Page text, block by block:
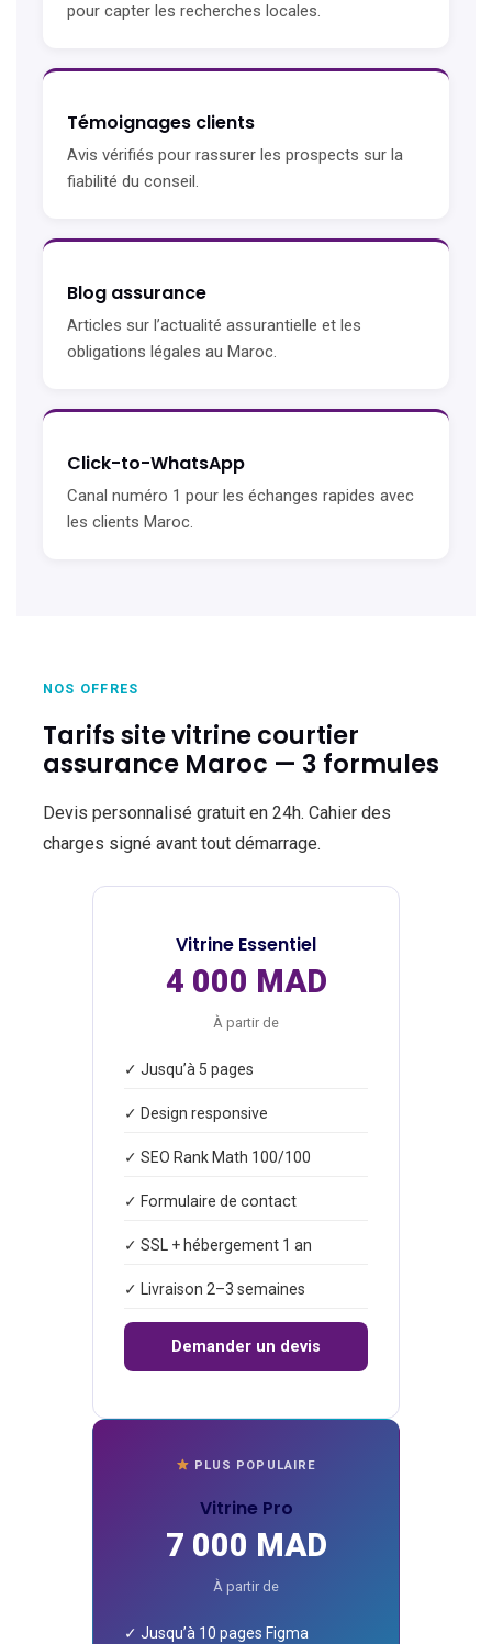
pour capter les recherches locales.
Témoignages clients
Avis vérifiés pour rassurer les prospects sur la
fiabilité du conseil.
Blog assurance
Articles sur l’actualité assurantielle et les
obligations légales au Maroc.
Click-to-WhatsApp
Canal numéro 1 pour les échanges rapides avec
les clients Maroc.
NOS OFFRES
Tarifs site vitrine courtier
assurance Maroc — 3 formules
Devis personnalisé gratuit en 24h. Cahier des
charges signé avant tout démarrage.
Vitrine Essentiel
4 000 MAD
À partir de
✓ Jusqu’à 5 pages
✓ Design responsive
✓ SEO Rank Math 100/100
✓ Formulaire de contact
✓ SSL + hébergement 1 an
✓ Livraison 2–3 semaines
Demander un devis
PLUS POPULAIRE
Vitrine Pro
7 000 MAD
À partir de
✓ Jusqu’à 10 pages Figma